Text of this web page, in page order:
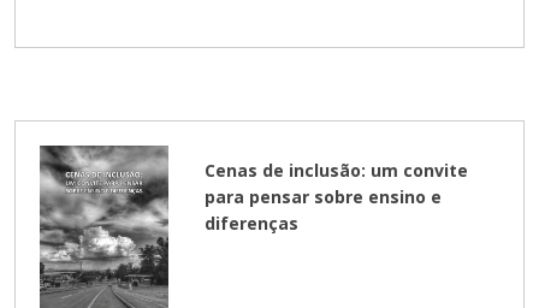
Cenas de inclusão: um convite
para pensar sobre ensino e
diferenças